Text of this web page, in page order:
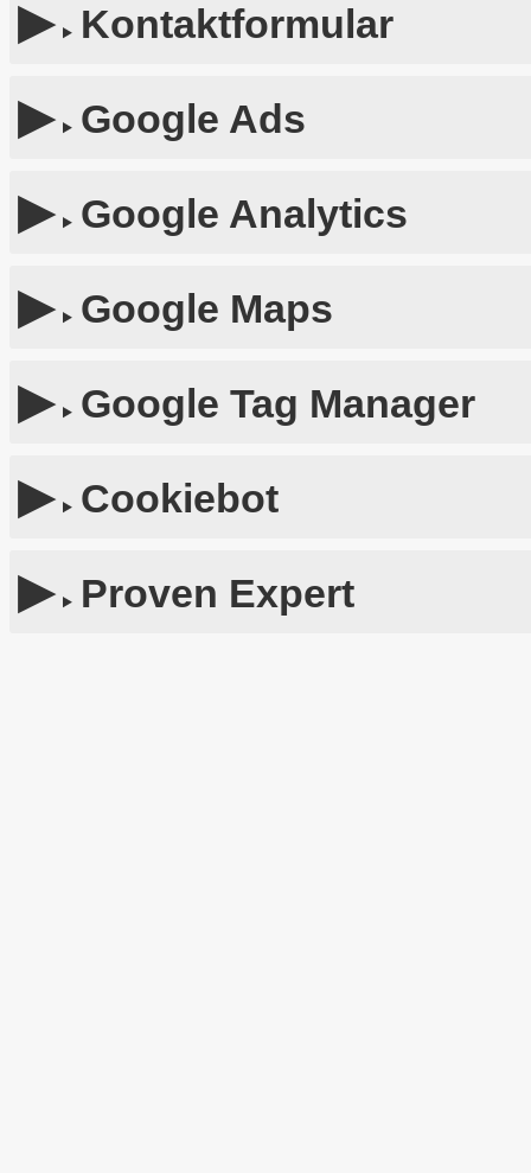
Kontaktformular
Google Ads
Google Analytics
Google Maps
Google Tag Manager
Cookiebot
Proven Expert